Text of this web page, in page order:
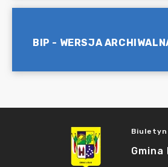
BIP - WERSJA
Gmina